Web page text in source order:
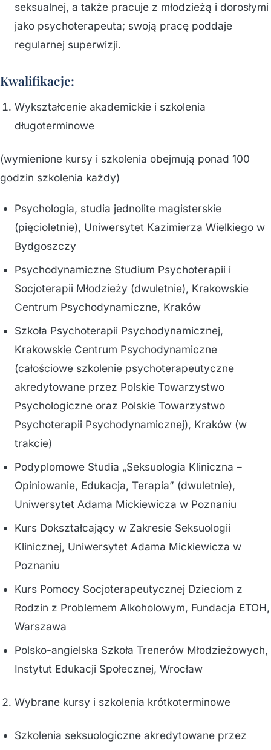
seksualnej, a także pracuje z młodzieżą i dorosłymi
jako psychoterapeuta; swoją pracę poddaje
regularnej superwizji.
Kwalifikacje:
Wykształcenie akademickie i szkolenia
długoterminowe
(wymienione kursy i szkolenia obejmują ponad 100
godzin szkolenia każdy)
Psychologia, studia jednolite magisterskie
(pięcioletnie), Uniwersytet Kazimierza Wielkiego w
Bydgoszczy
Psychodynamiczne Studium Psychoterapii i
Socjoterapii Młodzieży (dwuletnie), Krakowskie
Centrum Psychodynamiczne, Kraków
Szkoła Psychoterapii Psychodynamicznej,
Krakowskie Centrum Psychodynamiczne
(całościowe szkolenie psychoterapeutyczne
akredytowane przez Polskie Towarzystwo
Psychologiczne oraz Polskie Towarzystwo
Psychoterapii Psychodynamicznej), Kraków (w
trakcie)
Podyplomowe Studia „Seksuologia Kliniczna –
Opiniowanie, Edukacja, Terapia” (dwuletnie),
Uniwersytet Adama Mickiewicza w Poznaniu
Kurs Dokształcający w Zakresie Seksuologii
Klinicznej, Uniwersytet Adama Mickiewicza w
Poznaniu
Kurs Pomocy Socjoterapeutycznej Dzieciom z
Rodzin z Problemem Alkoholowym, Fundacja ETOH,
Warszawa
Polsko-angielska Szkoła Trenerów Młodzieżowych,
Instytut Edukacji Społecznej, Wrocław
Wybrane kursy i szkolenia krótkoterminowe
Szkolenia seksuologiczne akredytowane przez